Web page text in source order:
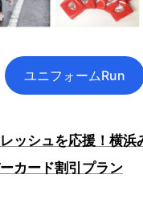
ユニフォームRun
ッシュを応援！横浜
カード割引プラン